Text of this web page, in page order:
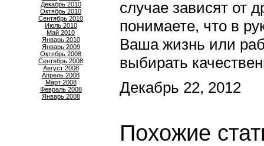
Декабрь 2010
Октябрь 2010
Сентябрь 2010
Июль 2010
Май 2010
Январь 2010
Январь 2009
Октябрь 2008
Сентябрь 2008
Август 2008
Апрель 2008
Март 2008
Февраль 2008
Январь 2008
случае зависят от
понимаете, что в
Ваша жизнь или
выбирать
Декабрь 22, 2012
Похожие